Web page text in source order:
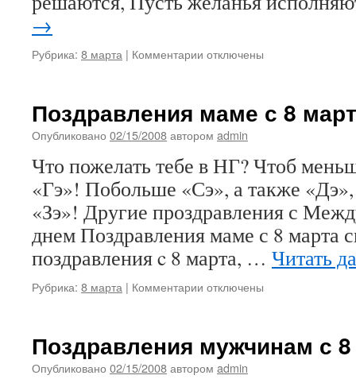
→
Рубрика: 8 марта | Комментарии к
8
марта
отключены
Поздравления маме с 8
Опубликовано 02/15/2008автором admin
Что пожелать тебе в НГ? Чтоб
«Гэ»! Побольше «Сэ», а также
«Зэ»! Другие проздравления с
днем Поздравления маме с 8 марта
поздравления c 8 марта, … Читать
Рубрика: 8 марта | Комментарии к
с
8
отключены
Поздравления мужчинам с
Опубликовано 02/15/2008автором admin